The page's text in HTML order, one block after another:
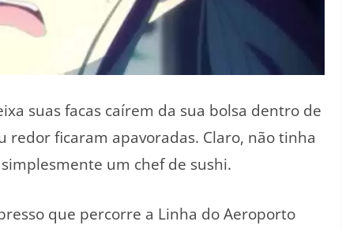
suas facas caírem da sua bolsa dentro de
redor ficaram apavoradas. Claro, não tinha
um chef de sushi.
que percorre a Linha do Aeroporto